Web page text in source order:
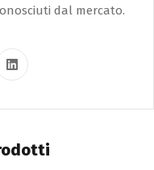
dal mercato.